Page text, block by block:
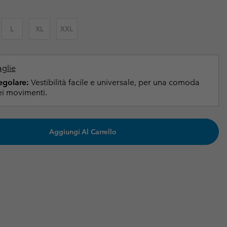
comode
L XL XXL
Vestibilità facile e universale, per una comoda
movimenti.
Aggiungi Al Carrello